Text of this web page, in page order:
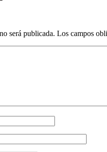
será publicada. Los campos